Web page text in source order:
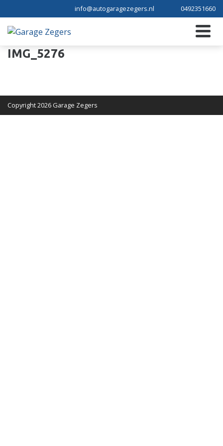
info@autogaragezegers.nl 0492351660
IMG_5276
Copyright 2026 Garage Zegers